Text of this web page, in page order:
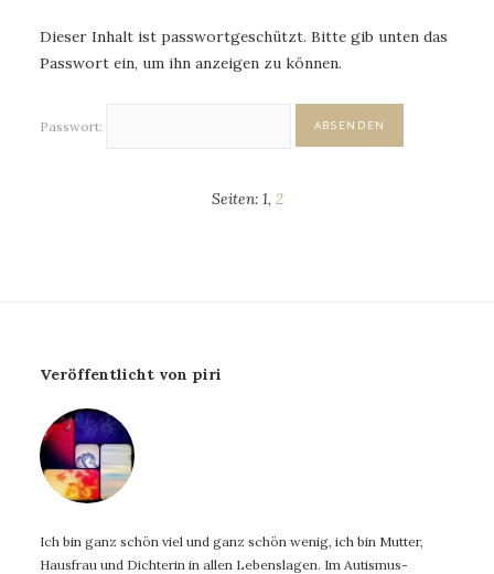
Dieser Inhalt ist passwortgeschützt. Bitte gib unten das
Passwort ein, um ihn anzeigen zu können.
Passwort:
Seiten: 1, 2
Veröffentlicht von piri
Ich bin ganz schön viel und ganz schön wenig, ich bin Mutter,
Hausfrau und Dichterin in allen Lebenslagen. Im Autismus-